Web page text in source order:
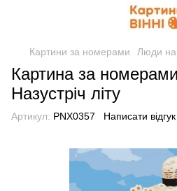
Картини за номерами Люди на
Картина за
Назустріч літу
Артикул: PNX0357 Написати відгук